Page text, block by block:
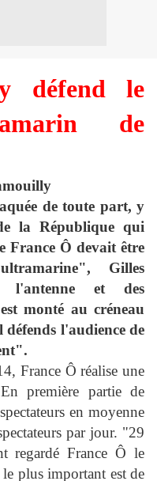
défend le
de
de toute part, y
la République qui
France Ô devait être
Gilles
l'antenne et des
est monté au créneau
l'audience de
France Ô réalise une
première partie de
en moyenne
par jour. "29
regardé France Ô le
plus important est de